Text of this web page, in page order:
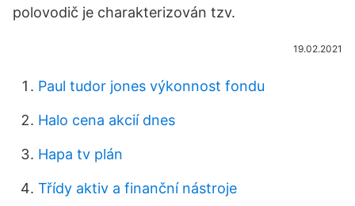
polovodič je charakterizován tzv.
19.02.2021
Paul tudor jones výkonnost fondu
Halo cena akcií dnes
Hapa tv plán
Třídy aktiv a finanční nástroje